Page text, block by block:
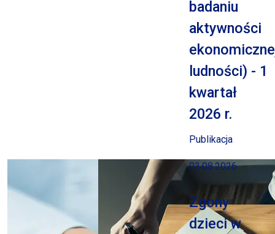
badaniu
aktywności
ludności) - 1
kwartał
2026 r.
Publikacja
03.08.2026
Zgony
dzieci w